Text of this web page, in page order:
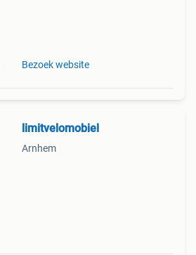
Bezoek website
limitvelomobiel
Arnhem